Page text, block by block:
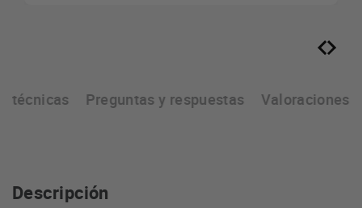
técnicas Preguntas y respuestas Valoraciones
Descripción